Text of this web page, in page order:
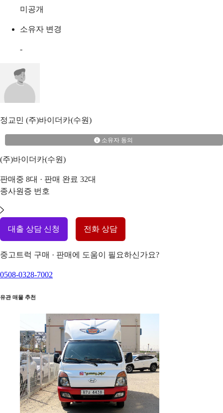
미공개
소유자 변경
-
정교민 (주)바이더카(수원)
소유자 동의
(주)바이더카(수원)
판매중 8대 · 판매 완료 32대
종사원증 번호
대출 상담 신청 전화 상담
중고트럭 구매 · 판매에 도움이 필요하신가요?
0508-0328-7002
유관 매물 추천